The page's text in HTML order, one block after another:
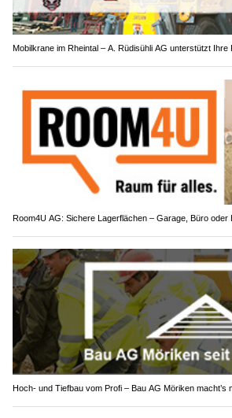
Mobilkrane im Rheintal – A. Rüdisühli AG unterstützt Ihre
Room4U AG: Sichere Lagerflächen – Garage, Büro oder
Hoch- und Tiefbau vom Profi – Bau AG Möriken macht’s